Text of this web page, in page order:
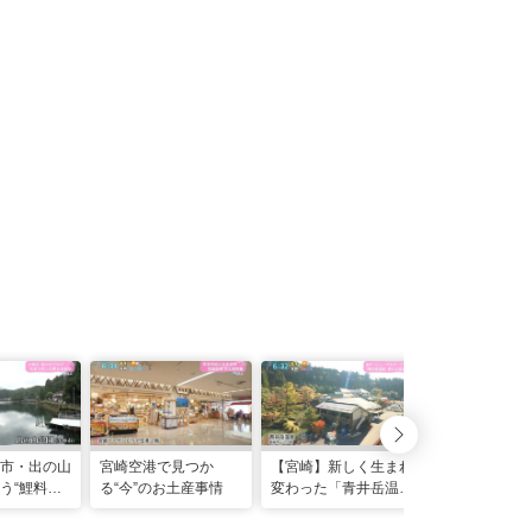
・出の山
“鯉料
宮崎空港で見つか
る“今”のお土産事情
【宮崎】新しく生まれ
変わった「青井岳温